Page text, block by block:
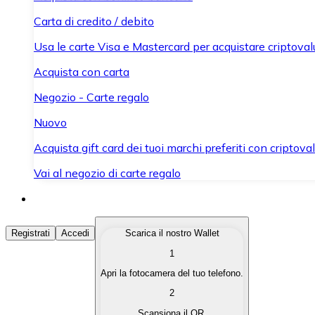
Carta di credito / debito
Usa le carte Visa e Mastercard per acquistare
Acquista con carta
Negozio - Carte regalo
Nuovo
Acquista gift card dei tuoi marchi preferiti con
Vai al negozio di carte regalo
Acquista Criptovalute
Acquista le criptovalute che ti interessano in modo
Converti le tue criptovalute in valuta fiat quando ne hai
Registrati Accedi
Scarica il nostro Wallet
1
Apri la fotocamera del tuo telefono.
2